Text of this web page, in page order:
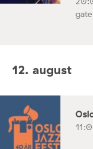
12. august